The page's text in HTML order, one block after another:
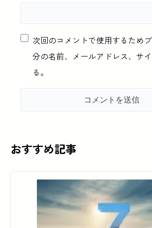
次回のコメントで使用するため
分の名前、メールアドレス、サ
る。
おすすめ記事